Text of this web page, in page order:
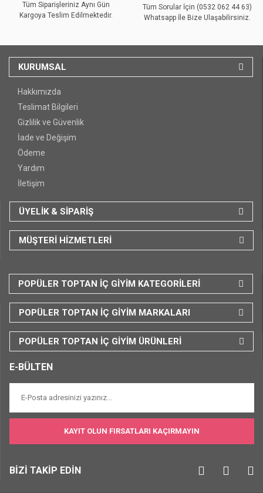
Tüm Siparişleriniz Aynı Gün
Kargoya Teslim Edilmektedir.
Tüm Sorular İçin (0532 062 44 63)
Whatsapp İle Bize Ulaşabilirsiniz.
KURUMSAL
Hakkımızda
Teslimat Bilgileri
Gizlilik ve Güvenlik
İade ve Değişim
Ödeme
Yardım
İletişim
ÜYELİK & SİPARİŞ
MÜŞTERİ HİZMETLERİ
POPÜLER TOPTAN İÇ GİYİM KATEGORİLERİ
POPÜLER TOPTAN İÇ GİYİM MARKALARI
POPÜLER TOPTAN İÇ GİYİM ÜRÜNLERİ
E-BÜLTEN
KAYIT OLUN FIRSATLARI KAÇIRMAYIN
BİZİ TAKİP EDİN